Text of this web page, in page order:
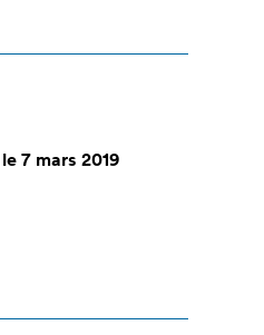
7 mars 2019